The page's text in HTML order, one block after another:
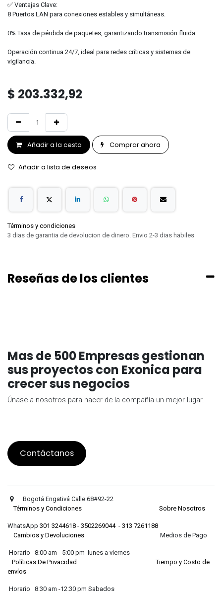
✅ Ventajas Clave:
8 Puertos LAN para conexiones estables y simultáneas.
0% Tasa de pérdida de paquetes, garantizando transmisión fluida.
Operación continua 24/7, ideal para redes críticas y sistemas de
vigilancia.
$ 203.332,92
Añadir a la cesta Comprar ahora
Añadir a lista de deseos
Términos y condiciones
3 dias de garantia de devolucion de dinero. Envio 2-3 dias habiles
Reseñas de los clientes
Mas de 500 Empresas gestionan
sus proyectos con Exonica para
crecer sus negocios
Únase a nosotros para hacer de la compañía un mejor lugar.
Contáctanos
Bogotá Engativá Calle 68#92-22
Términos y Condiciones
Sobre Nosotros
WhatsApp 301 3244618 - 3502269044- 313 7261188
Cambios y Devoluciones Medios de Pago
Horario 8:00 am - 5:00 pm lunes a viernes
Políticas De Privacidad
Tiempo y Costo de
envíos
Horario 8:30 am -12:30 pm Sabados